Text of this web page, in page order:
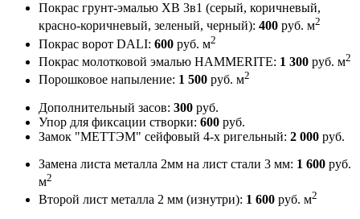
Покрас грунт-эмалью ХВ 3в1 (серый, коричневый,
красно-коричневый, зеленый, черный): 400 руб. м2
Покрас ворот DALI: 600 руб. м2
Покрас молотковой эмалью HAMMERITE: 1 300 руб. м2
Порошковое напыление: 1 500 руб. м2
Дополнительный засов: 300 руб.
Упор для фиксации створки: 600 руб.
Замок "МЕТТЭМ" сейфовый 4-х ригельный: 2 000 руб.
Замена листа металла 2мм на лист стали 3 мм: 1 600 руб.
м2
Второй лист металла 2 мм (изнутри): 1 600 руб. м2